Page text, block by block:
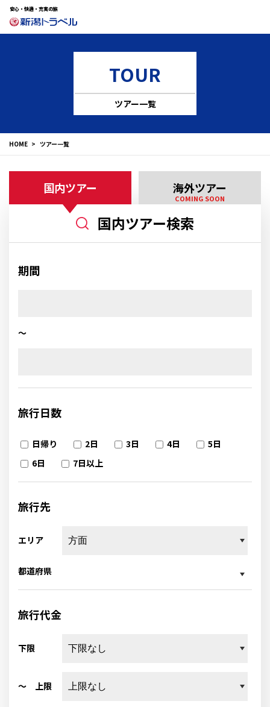
安心・快適・充実の旅
TOUR
ツアー一覧
HOME ツアー一覧
国内ツアー 海外ツアー
COMING SOON
国内ツアー検索
期間
～
旅行日数
日帰り 2日 3日 4日
5日
6日
7日以上
旅行先
エリア
都道府県
旅行代金
下限
～ 上限